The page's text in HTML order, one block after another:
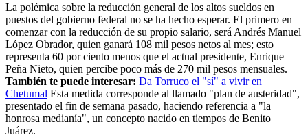
La polémica sobre la reducción general de los altos sueldos en
puestos del gobierno federal no se ha hecho esperar. El primero en
comenzar con la reducción de su propio salario, será Andrés Manuel
López Obrador, quien ganará 108 mil pesos netos al mes; esto
representa 60 por ciento menos que el actual presidente, Enrique
Peña Nieto, quien percibe poco más de 270 mil pesos mensuales.
También te puede interesar: Da Torruco el "sí" a vivir en
Chetumal Esta medida corresponde al llamado "plan de austeridad",
presentado el fin de semana pasado, haciendo referencia a "la
honrosa medianía", un concepto nacido en tiempos de Benito
Juárez.